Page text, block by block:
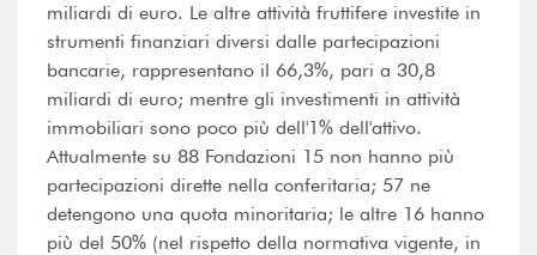
miliardi di euro. Le altre attività fruttifere investite in
strumenti finanziari diversi dalle partecipazioni
bancarie, rappresentano il 66,3%, pari a 30,8
miliardi di euro; mentre gli investimenti in attività
immobiliari sono poco più dell'1% dell'attivo.
Attualmente su 88 Fondazioni 15 non hanno più
partecipazioni dirette nella conferitaria; 57 ne
detengono una quota minoritaria; le altre 16 hanno
più del 50% (nel rispetto della normativa vigente, in